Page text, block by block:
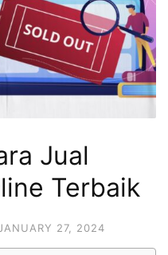
Jual
Terbaik
27, 2024